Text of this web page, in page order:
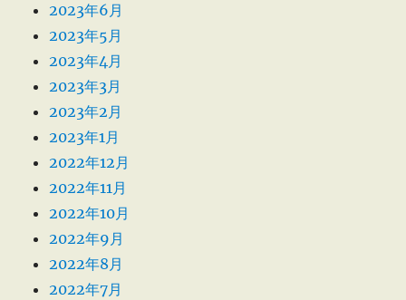
2023年6月
2023年5月
2023年4月
2023年3月
2023年2月
2023年1月
2022年12月
2022年11月
2022年10月
2022年9月
2022年8月
2022年7月